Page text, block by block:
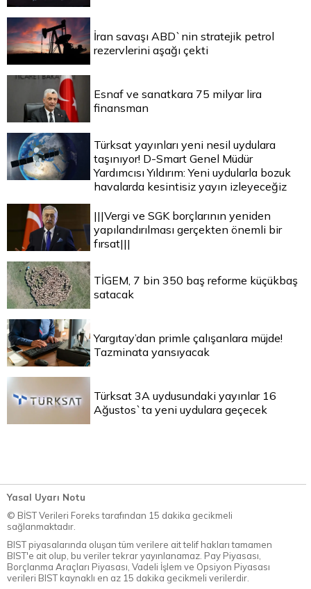
İran savaşı ABD`nin stratejik petrol
rezervlerini aşağı çekti
Esnaf ve sanatkara 75 milyar lira
finansman
Türksat yayınları yeni nesil uydulara
taşınıyor! D-Smart Genel Müdür
Yardımcısı Yıldırım: Yeni uydularla bozuk
havalarda kesintisiz yayın izleyeceğiz
|||Vergi ve SGK borçlarının yeniden
yapılandırılması gerçekten önemli bir
fırsat|||
TİGEM, 7 bin 350 baş reforme küçükbaş
satacak
Yargıtay’dan primle çalışanlara müjde!
Tazminata yansıyacak
Türksat 3A uydusundaki yayınlar 16
Ağustos`ta yeni uydulara geçecek
Yasal Uyarı Notu
© BİST Verileri Foreks tarafından 15 dakika gecikmeli
sağlanmaktadır.
BIST piyasalarında oluşan tüm verilere ait telif hakları tamamen
BIST'e ait olup, bu veriler tekrar yayınlanamaz. Pay Piyasası,
Borçlanma Araçları Piyasası, Vadeli İşlem ve Opsiyon Piyasası
verileri BIST kaynaklı en az 15 dakika gecikmeli verilerdir.